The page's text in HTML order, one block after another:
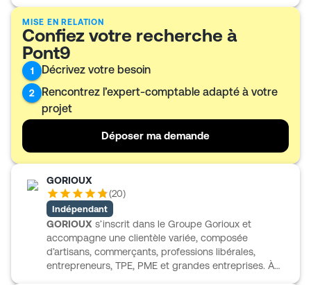
comptabilité, fiscalité, paie, gestion sociale et
juridique. Il propose également un accompagnement
en pilotage d’entreprise, avec reportings,
prévisionnels, trésorerie, tableaux de bord et calcul
des coûts. Son offre de DAF externalisé répond aux
besoins de structures qui recherchent un appui
financier opérationnel et ponctuel.
L’accompagnement est présenté comme direct,
l’expert-comptable.
MISE EN RELATION
Confiez votre recherche à
Pont9
1 Décrivez votre besoin
2
Rencontrez l’expert-comptable adapté à votre
projet
Déposer ma demande
GORIOUX
(20)
Indépendant
GORIOUX s’inscrit dans le Groupe Gorioux et
accompagne une clientèle variée, composée
d’artisans, commerçants, professions libérales,
entrepreneurs, TPE, PME et grandes entreprises. À